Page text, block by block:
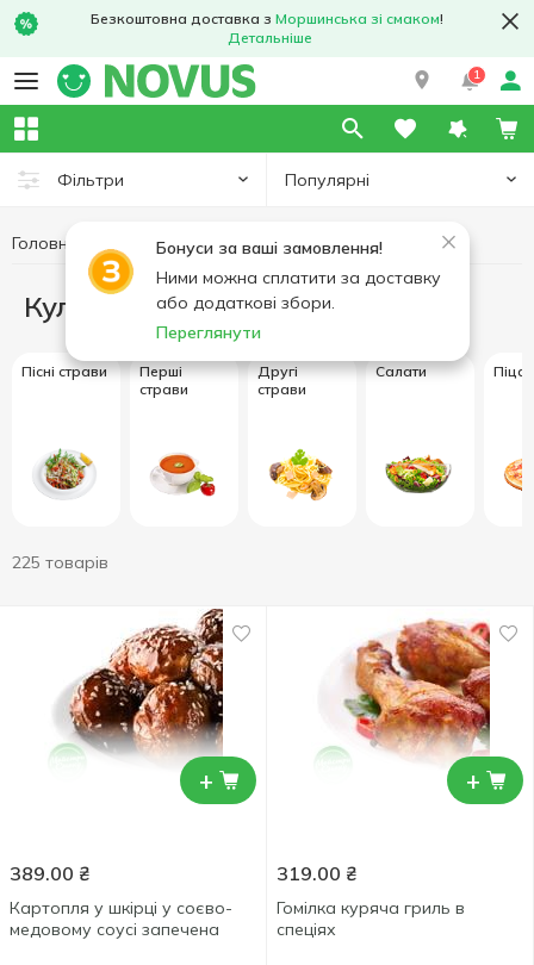
Безкоштовна доставка з Моршинська зі смаком!
Детальніше
1
Фільтри Популярні
Бонуси за ваші замовлення!
Ними можна сплатити за доставку
або додаткові збори.
Переглянути
Головна Кулінарія
Кулінарія
Пісні страви
Перші
страви
Другі
страви
Салати Піца
225 товарів
+
389.00 ₴
Картопля у шкірці у соєво-
медовому соусі запечена
+
319.00 ₴
Гомілка куряча гриль в
спеціях